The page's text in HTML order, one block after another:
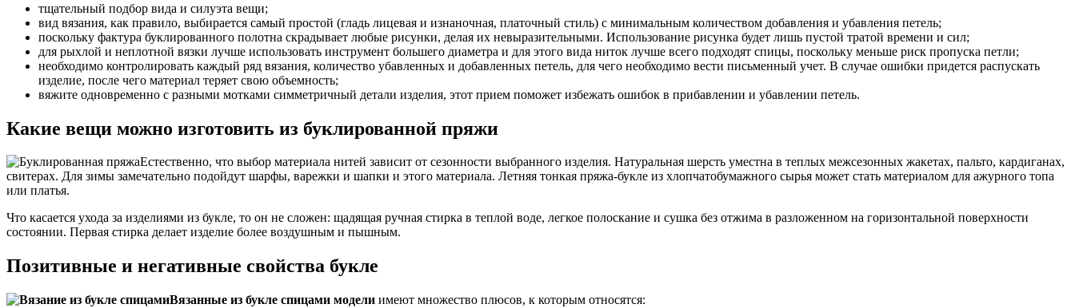
тщательный подбор вида и силуэта вещи;
вид вязания, как правило, выбирается самый простой (гладь лицевая и изнаночная, платочный стиль) с минимальным количеством добавления и убавления петель;
поскольку фактура буклированного полотна скрадывает любые рисунки, делая их невыразительными. Использование рисунка будет лишь пустой тратой времени и сил;
для рыхлой и неплотной вязки лучше использовать инструмент большего диаметра и для этого вида ниток лучше всего подходят спицы, поскольку меньше риск пропуска петли;
необходимо контролировать каждый ряд вязания, количество убавленных и добавленных петель, для чего необходимо вести письменный учет. В случае ошибки придется распускать
изделие, после чего материал теряет свою объемность;
вяжите одновременно с разными мотками симметричный детали изделия, этот прием поможет избежать ошибок в прибавлении и убавлении петель.
Какие вещи можно изготовить из буклированной пряжи
Естественно, что выбор материала нитей зависит от сезонности выбранного изделия. Натуральная шерсть уместна в теплых межсезонных жакетах, пальто, кардиганах,
свитерах. Для зимы замечательно подойдут шарфы, варежки и шапки и этого материала. Летняя тонкая пряжа-букле из хлопчатобумажного сырья может стать материалом для ажурного топа
или платья.
Что касается ухода за изделиями из букле, то он не сложен: щадящая ручная стирка в теплой воде, легкое полоскание и сушка без отжима в разложенном на горизонтальной поверхности
состоянии. Первая стирка делает изделие более воздушным и пышным.
Позитивные и негативные свойства букле
Вязанные из букле спицами модели имеют множество плюсов, к которым относятся: